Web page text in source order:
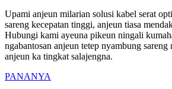
Upami anjeun milarian solusi kabel serat
sareng kecepatan tinggi, anjeun tiasa
Hubungi kami ayeuna pikeun ningali
ngabantosan anjeun tetep nyambung
anjeun ka tingkat salajengna.
PANANYA